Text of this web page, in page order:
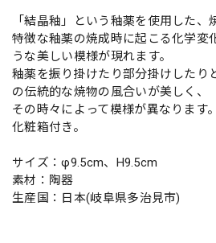
「結晶釉」という釉薬を使用した、
特徴な釉薬の焼成時に起こる化学変
うな美しい模様が現れます。
釉薬を振り掛けたり部分掛けしたり
の伝統的な焼物の風合いが美しく、
その時々によって模様が異なります。
化粧箱付き。
サイズ：φ9.5cm、H9.5cm
素材：陶器
生産国：日本(岐阜県多治見市)